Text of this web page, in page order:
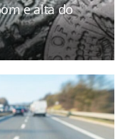
e alta do